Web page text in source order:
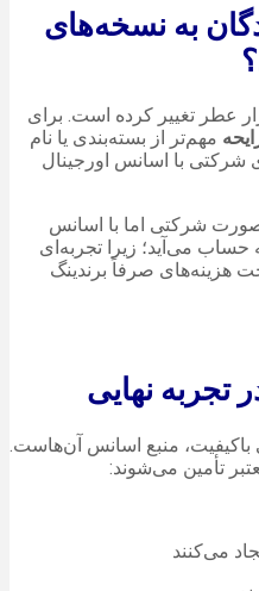
به نسخه‌های
عطر تغییر کرده است. برای
مهم‌تر از بسته‌بندی یا نام
شرکتی با اسانس اورجینال
شرکتی اما با اسانس
حساب می‌آید؛ زیرا تجربه‌ای
هزینه‌های صرفاً برندینگ
نهایی
منبع اسانس آن‌هاست.
تأمین می‌شوند:
می‌کنند